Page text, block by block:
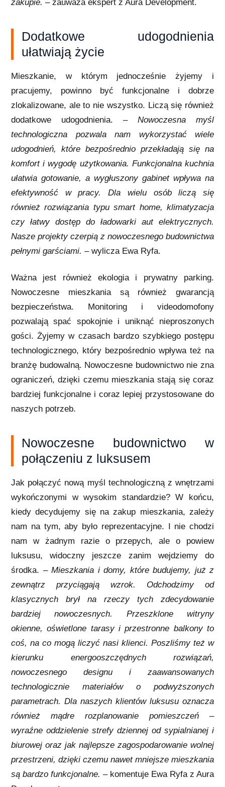
zakupie. – zauważa ekspert z Aura Development.
Dodatkowe udogodnienia
ułatwiają życie
Mieszkanie, w którym jednocześnie żyjemy i
pracujemy, powinno być funkcjonalne i dobrze
zlokalizowane, ale to nie wszystko. Liczą się również
dodatkowe udogodnienia. – Nowoczesna myśl
technologiczna pozwala nam wykorzystać wiele
udogodnień, które bezpośrednio przekładają się na
komfort i wygodę użytkowania. Funkcjonalna kuchnia
ułatwia gotowanie, a wygłuszony gabinet wpływa na
efektywność w pracy. Dla wielu osób liczą się
również rozwiązania typu smart home, klimatyzacja
czy łatwy dostęp do ładowarki aut elektrycznych.
Nasze projekty czerpią z nowoczesnego budownictwa
pełnymi garściami. – wylicza Ewa Ryfa.
Ważna jest również ekologia i prywatny parking.
Nowoczesne mieszkania są również gwarancją
bezpieczeństwa. Monitoring i videodomofony
pozwalają spać spokojnie i uniknąć nieproszonych
gości. Żyjemy w czasach bardzo szybkiego postępu
technologicznego, który bezpośrednio wpływa też na
branżę budowalną. Nowoczesne budownictwo nie zna
ograniczeń, dzięki czemu mieszkania stają się coraz
bardziej funkcjonalne i coraz lepiej przystosowane do
naszych potrzeb.
Nowoczesne budownictwo w
połączeniu z luksusem
Jak połączyć nową myśl technologiczną z wnętrzami
wykończonymi w wysokim standardzie? W końcu,
kiedy decydujemy się na zakup mieszkania, zależy
nam na tym, aby było reprezentacyjne. I nie chodzi
nam w żadnym razie o przepych, ale o powiew
luksusu, widoczny jeszcze zanim wejdziemy do
środka. – Mieszkania i domy, które budujemy, już z
zewnątrz przyciągają wzrok. Odchodzimy od
klasycznych brył na rzeczy tych zdecydowanie
bardziej nowoczesnych. Przeszklone witryny
okienne, oświetlone tarasy i przestronne balkony to
coś, na co mogą liczyć nasi klienci. Poszliśmy też w
kierunku energooszczędnych rozwiązań,
nowoczesnego designu i zaawansowanych
technologicznie materiałów o podwyższonych
parametrach. Dla naszych klientów luksusu oznacza
również mądre rozplanowanie pomieszczeń –
wyraźne oddzielenie strefy dziennej od sypialnianej i
biurowej oraz jak najlepsze zagospodarowanie wolnej
przestrzeni, dzięki czemu nawet mniejsze mieszkania
są bardzo funkcjonalne. – komentuje Ewa Ryfa z Aura